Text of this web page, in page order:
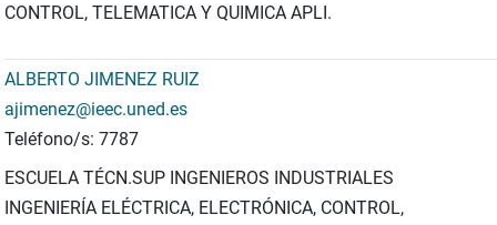
CONTROL, TELEMATICA Y QUIMICA APLI.
ALBERTO JIMENEZ RUIZ
ajimenez@ieec.uned.es
Teléfono/s: 7787
ESCUELA TÉCN.SUP INGENIEROS INDUSTRIALES
INGENIERÍA ELÉCTRICA, ELECTRÓNICA, CONTROL,